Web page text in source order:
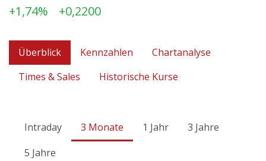
+1,74% +0,2200
Überblick Kennzahlen
Chartanalyse
Times & Sales
Historische Kurse
Intraday 3 Monate 1 Jahr
3 Jahre
5 Jahre